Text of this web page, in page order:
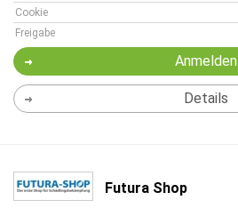
Cookie
Freigabe
Anmelden
Details
Futura Shop